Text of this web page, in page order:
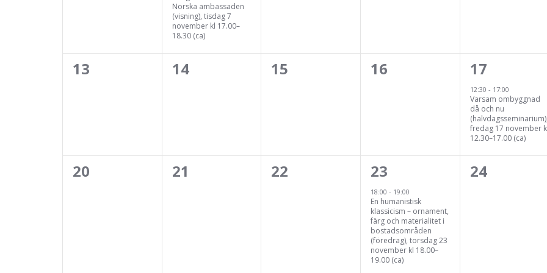
Norska ambassaden
(visning), tisdag 7
november kl 17.00–
18.30 (ca)
0
13
0
14
0
15
0
16
1
17
12:30 - 17:00
Varsam ombyggnad
då och nu
(halvdagsseminarium),
fredag 17 november
12.30–17.00 (ca)
0
20
0
21
0
22
1
evenemang,
23
18:00- 19:00
En humanistisk
klassicism – ornament,
färg och materialitet i
bostadsområden
(föredrag), torsdag 23
november kl 18.00–
19.00 (ca)
0
24